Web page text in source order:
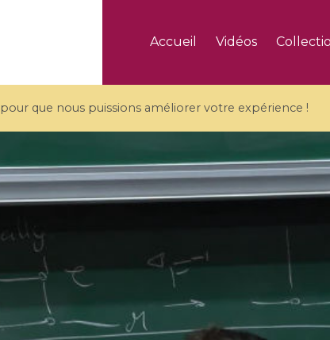
Accueil Vidéos
pour que nous puissions améliorer votre expérience !
Coulomb branches and affine
quantum groups / Branches de
Coulomb et groupes quantiques
affines
et